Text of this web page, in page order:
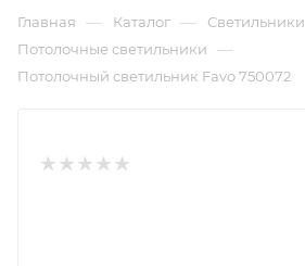
Главная — Каталог — Светильники
Потолочные светильники —
Потолочный светильник Favo 750072